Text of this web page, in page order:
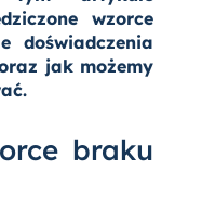
wzorce
doświadczenia
jak możemy
braku